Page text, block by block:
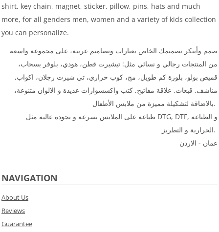
shirt, key chain, magnet, sticker, pillow, pins, hats and much
more, for all genders men, women and a variety of kids collection
you can personalize.
صمم وأبتكر تصميمك الخاص بعبارات وتصاميم عربية، على مجموعة واسعة
من المنتجات رجالي و نسائي مثل: تيشيرت قطن، هودي، بلوفر بسحاب،
قميص بولو، بلوزة كم طويل، مج، كوب حراري، تي شيرت رجلان، اكواب,
مناشف, قبعات, علاقة مفاتيح, كتب واكسسوارات عديدة و الالوان متنوعة،
بالاضاقة لتشكيلة مميزة من ملابس الأطفال.
طباعة على الملابس بسرعة و بجودة عالية مثل DTG, DTF, و الطباعة
الحرارية و التطريز.
عمان - الاردن
NAVIGATION
About Us
Reviews
Guarantee